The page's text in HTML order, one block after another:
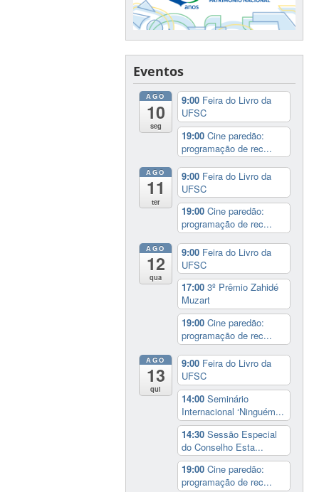
Eventos
AGO
10
seg
9:00 Feira do Livro da
UFSC
19:00Cine paredão:
programação de rec...
AGO
11
ter
9:00 Feira do Livro da
UFSC
19:00Cine paredão:
programação de rec...
AGO
12
qua
9:00 Feira do Livro da
UFSC
17:003º Prêmio Zahidé
Muzart
19:00Cine paredão:
programação de rec...
AGO
13
qui
9:00 Feira do Livro da
UFSC
14:00Seminário
Internacional ‘Ninguém...
14:30Sessão Especial
do Conselho Esta...
19:00Cine paredão:
programação de rec...